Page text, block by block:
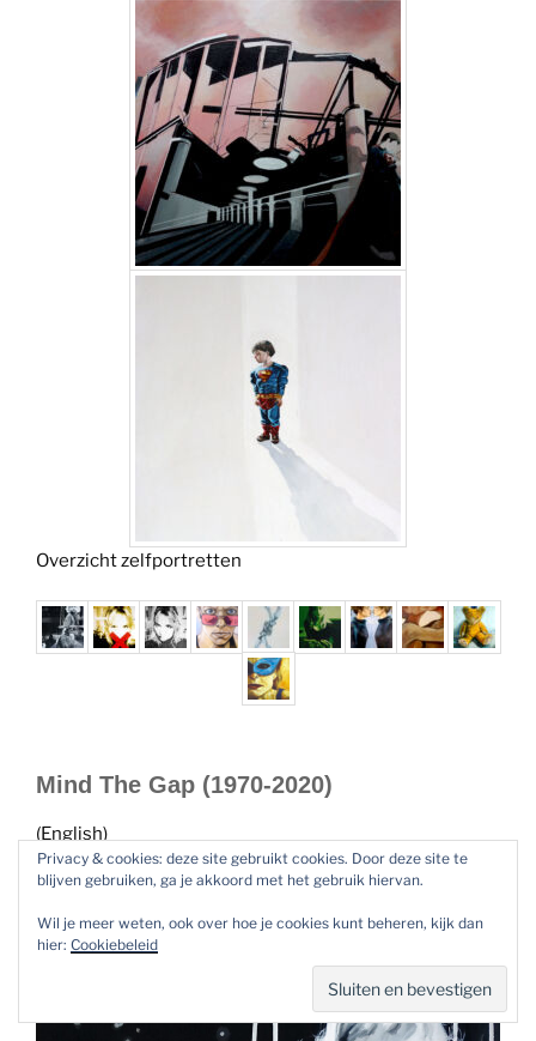
Overzicht zelfportretten
Mind The Gap (1970-2020)
(English)
Acrylic on canvas 120/90 cm 2020. Self-portrait. Part
of the Brave New World Series
Privacy & cookies: deze site gebruikt cookies. Door deze site te
blijven gebruiken, ga je akkoord met het gebruik hiervan.
Wil je meer weten, ook over hoe je cookies kunt beheren, kijk dan
hier: Cookiebeleid